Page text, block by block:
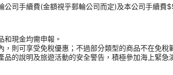
司手續費(金額視乎郵輪公司而定)及本公司手續費
現金均需申報。
則可享受免稅優惠；不過部分類型的商品不在免稅
的說明及旅遊活動的安全警告，積極參加海上緊